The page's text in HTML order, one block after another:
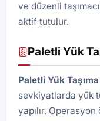
ve düzenli
aktif tutulur.
Paletli Yük
Paletli Yük Taşıma
sevkiyatlarda yük
yapılır.